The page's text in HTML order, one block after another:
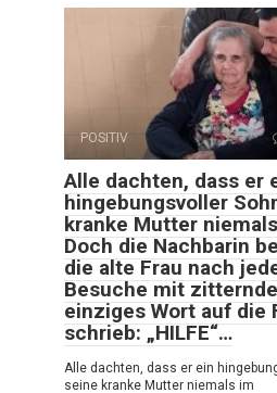
POSITIV
Alle dachten, dass er
hingebungsvoller
kranke Mutter
Doch die Nachbarin
die alte Frau nach
Besuche mit
einziges Wort auf die
schrieb: „HILFE“…
Alle dachten, dass er ein
seine kranke Mutter niemals im